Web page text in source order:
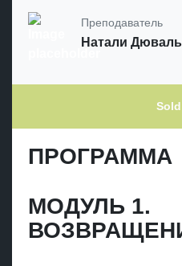
Преподаватель
Натали Дюваль
ПРОГРАММА
МОДУЛЬ 1.